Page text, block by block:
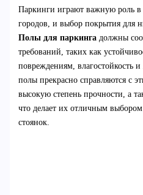
Паркинги играют важную роль в
городов, и выбор покрытия для
Полы для паркингадолжны
требований, таких как
повреждениям, влагостойкость
полы прекрасно справляются с
высокую степень прочности, а
что делает их отличным
стоянок.